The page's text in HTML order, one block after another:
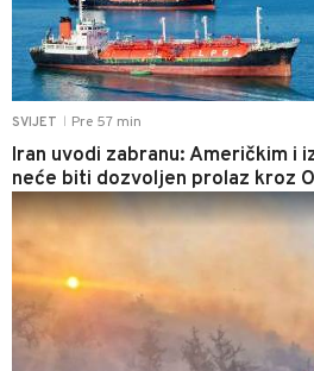
SVIJET Pre 57 min
Iran uvodi zabranu: Američkim i
neće biti dozvoljen prolaz kroz